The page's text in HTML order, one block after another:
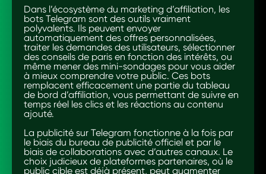
Dans l’écosystème du marketing d’affiliation, les
bots Telegram sont des outils vraiment
polyvalents. Ils peuvent envoyer
automatiquement des offres personnalisées,
traiter les demandes des utilisateurs, sélectionner
des conseils de paris en fonction des intérêts, ou
même mener des mini-sondages pour vous aider
à mieux comprendre votre public. Ces bots
remplacent efficacement une partie du tableau
de bord d’affiliation, vous permettant de suivre en
temps réel les clics et les réactions au contenu
ajouté.
La publicité sur Telegram fonctionne à la fois par
le biais du bureau de publicité officiel et par le
biais de collaborations avec d’autres canaux. Le
choix judicieux de plateformes partenaires, où le
public cible est déjà présent, peut augmenter